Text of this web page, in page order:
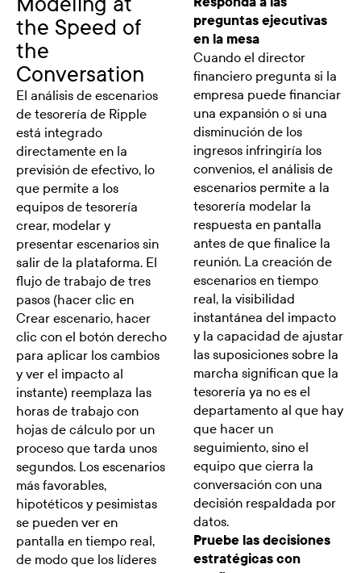
the Speed of
the
Conversation
El análisis de escenarios
de tesorería de Ripple
está integrado
directamente en la
previsión de efectivo, lo
que permite a los
equipos de tesorería
crear, modelar y
presentar escenarios sin
salir de la plataforma. El
flujo de trabajo de tres
pasos (hacer clic en
Crear escenario, hacer
clic con el botón derecho
para aplicar los cambios
y ver el impacto al
instante) reemplaza las
horas de trabajo con
hojas de cálculo por un
proceso que tarda unos
segundos. Los escenarios
más favorables,
hipotéticos y pesimistas
se pueden ver en
pantalla en tiempo real,
de modo que los líderes
preguntas ejecutivas
en la mesa
Cuando el director
financiero pregunta si la
empresa puede financiar
una expansión o si una
disminución de los
ingresos infringiría los
convenios, el análisis de
escenarios permite a la
tesorería modelar la
respuesta en pantalla
antes de que finalice la
reunión. La creación de
escenarios en tiempo
real, la visibilidad
instantánea del impacto
y la capacidad de ajustar
las suposiciones sobre la
marcha significan que la
tesorería ya no es el
departamento al que hay
que hacer un
seguimiento, sino el
equipo que cierra la
conversación con una
decisión respaldada por
datos.
Pruebe las decisiones
estratégicas con